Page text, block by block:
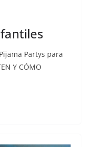
Partys para
Y CÓMO